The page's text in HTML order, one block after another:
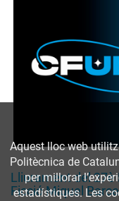
Lliurament del 27è
Ficció Miquel
Aquest lloc web
Politècnica de
per millorar
estadístiques. Les